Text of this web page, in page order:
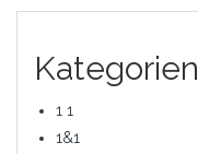
Kategorien
1 1
1&1